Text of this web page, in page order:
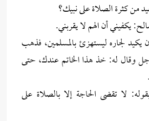
من كثرة الصلاة على نبيك؟
يكفيني أن الهم لا يقربني.
يكيد لجاره ليستهزئ بالمسلمين، فذهب
وقال له: خذ هذا الخاتم عندك، حتى
لا تقضى الحاجة إلا بالصلاة على